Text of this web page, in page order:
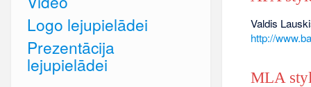
Valdis
http://
MLA
Logo lejupielādei
Prezentācija
lejupielādei